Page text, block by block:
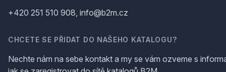
+420 251 510 908, info@b2m.cz
CHCETE SE PŘIDAT DO NAŠEHO KATALOGU?
Nechte nám na sebe kontakt a my se vám ozveme s